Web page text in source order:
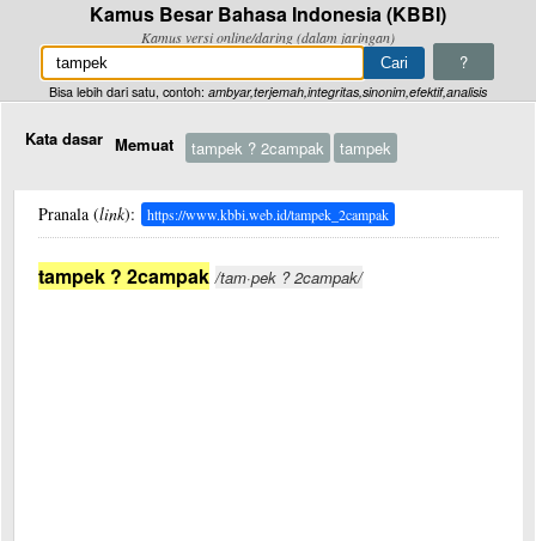
Kamus Besar Bahasa Indonesia (KBBI)
Kamus versi online/daring (dalam jaringan)
?
Bisa lebih dari satu, contoh: ambyar,terjemah,integritas,sinonim,efektif,analisis
Kata dasar Memuat tampek ? 2campak tampek
Pranala (link): https://www.kbbi.web.id/tampek_2campak
tampek ? 2campak /tam·pek ? 2campak/